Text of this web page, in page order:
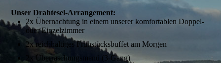
Unser Drahtesel-Arrangement:
2x Übernachtung in einem unserer komfortablen Doppel-
oder Einzelzimmer
2x reichhaltiges Frühstücksbuffet am Morgen
2x Überraschungsmenü (3-Gang)